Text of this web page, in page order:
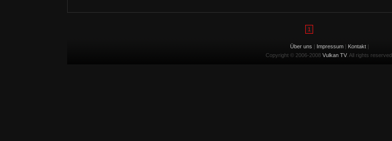
1
Über uns | Impressum| Kontakt|
Copyright © 2006-2008 Vulkan TV. All rights reserved.